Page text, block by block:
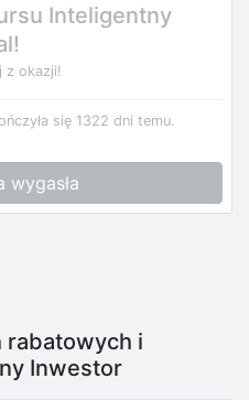
Inteligentny
z okazji!
się 1322 dni temu.
wygasła
rabatowych i
Inwestor